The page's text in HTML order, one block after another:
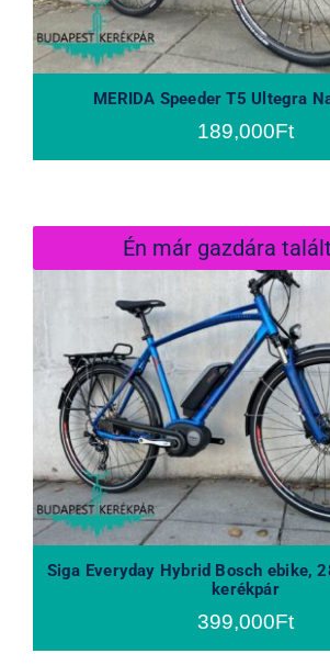
MERIDA Speeder T5 Ultegra
189,000Ft
Én már gazdára
Siga Everyday Hybrid
28” pedelec férfi
Siga Everyday Hybrid Bosch ebike,
kerékpár
399,000Ft